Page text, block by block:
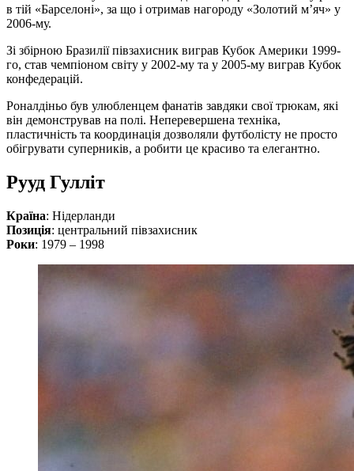
в тій «Барселоні», за що і отримав нагороду «Золотий м’яч» у
2006-му.
Зі збірною Бразилії півзахисник виграв Кубок Америки 1999-
го, став чемпіоном світу у 2002-му та у 2005-му виграв Кубок
конфедерацій.
Роналдіньо був улюбленцем фанатів завдяки свої трюкам, які
він демонстрував на полі. Неперевершена техніка,
пластичність та координація дозволяли футболісту не просто
обігрувати суперників, а робити це красиво та елегантно.
Рууд Гулліт
Країна: Нідерланди
Позиція: центральний півзахисник
Роки: 1979 – 1998